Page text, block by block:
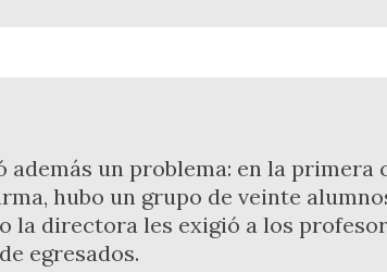
además un problema: en la
hubo un grupo de veinte
la directora les exigió a los
egresados.